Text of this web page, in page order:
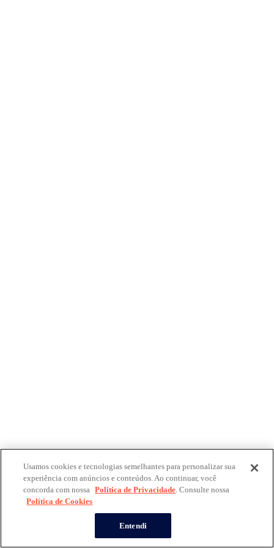
Usamos cookies e tecnologias semelhantes para personalizar sua
experiência com anúncios e conteúdos. Ao continuar, você
concorda com nossa Política de Privacidade. Consulte nossa
Política de Cookies
Entendi